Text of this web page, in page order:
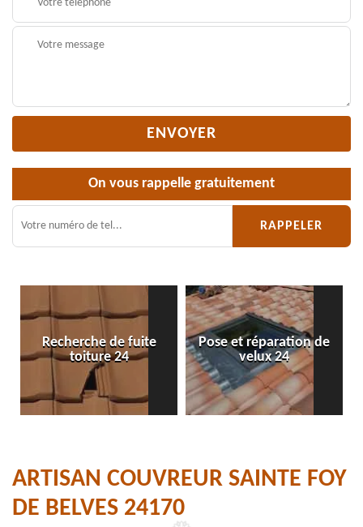
On vous rappelle gratuitement
Recherche de fuite
toiture 24
Pose et réparation de
velux 24
ARTISAN COUVREUR SAINTE FOY
DE BELVES 24170